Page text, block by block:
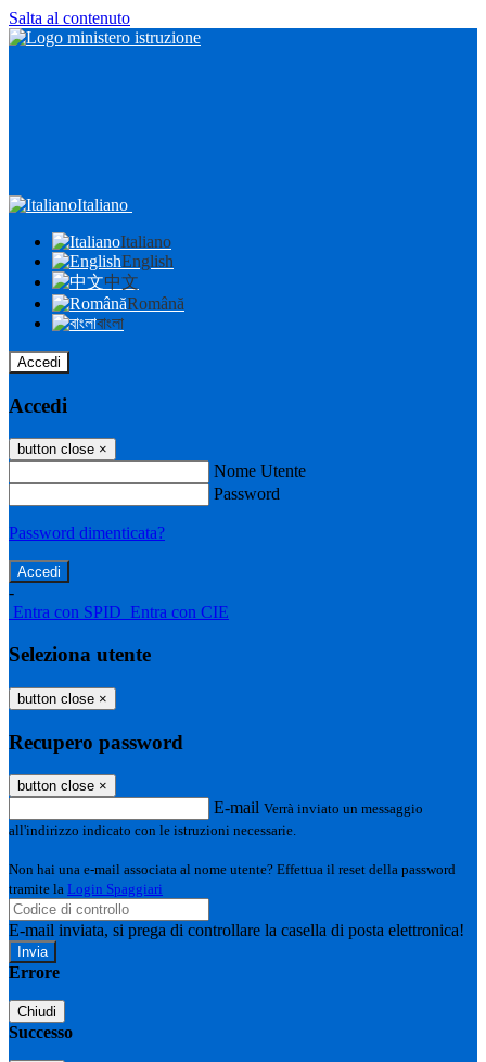
Salta al contenuto
Italiano
Italiano
English
中文
Română
বাংলা
Accedi
Accedi
button close ×
Nome Utente
Password
Password dimenticata?
-
Entra con SPID Entra con CIE
Seleziona utente
button close ×
Recupero password
button close ×
E-mail Verrà inviato un messaggio
all'indirizzo indicato con le istruzioni necessarie.
Non hai una e-mail associata al nome utente? Effettua il reset della password
tramite la Login Spaggiari
E-mail inviata, si prega di controllare la casella di posta elettronica!
Errore
Chiudi
Successo